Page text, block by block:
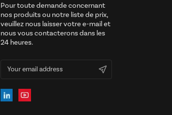
Pour toute demande concernant
nos produits ou notre liste de prix,
veuillez nous laisser votre e-mail et
nous vous contacterons dans les
24 heures.